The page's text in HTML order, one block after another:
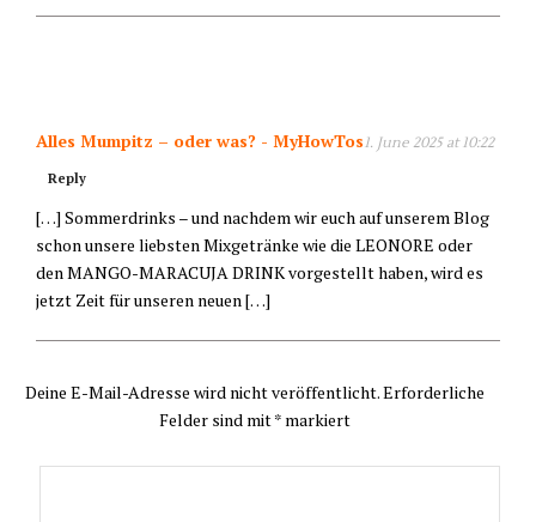
Alles Mumpitz – oder was? - MyHowTos1. June 2025 at 10:22
Reply
[…] Sommerdrinks – und nachdem wir euch auf unserem Blog
schon unsere liebsten Mixgetränke wie die LEONORE oder
den MANGO-MARACUJA DRINK vorgestellt haben, wird es
jetzt Zeit für unseren neuen […]
Deine E-Mail-Adresse wird nicht veröffentlicht.Erforderliche
Felder sind mit* markiert